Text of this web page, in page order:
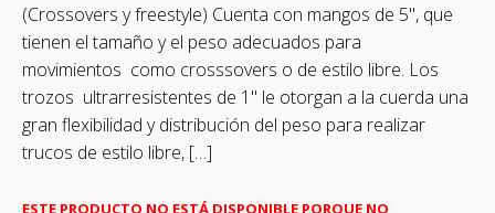
(Crossovers y freestyle) Cuenta con mangos de 5", que
tienen el tamaño y el peso adecuados para
movimientos como crosssovers o de estilo libre. Los
trozos ultrarresistentes de 1" le otorgan a la cuerda una
gran flexibilidad y distribución del peso para realizar
trucos de estilo libre, […]